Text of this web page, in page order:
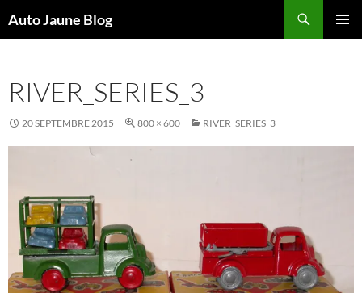
Auto Jaune Blog
RIVER_SERIES_3
20 SEPTEMBRE 2015 800 × 600 RIVER_SERIES_3